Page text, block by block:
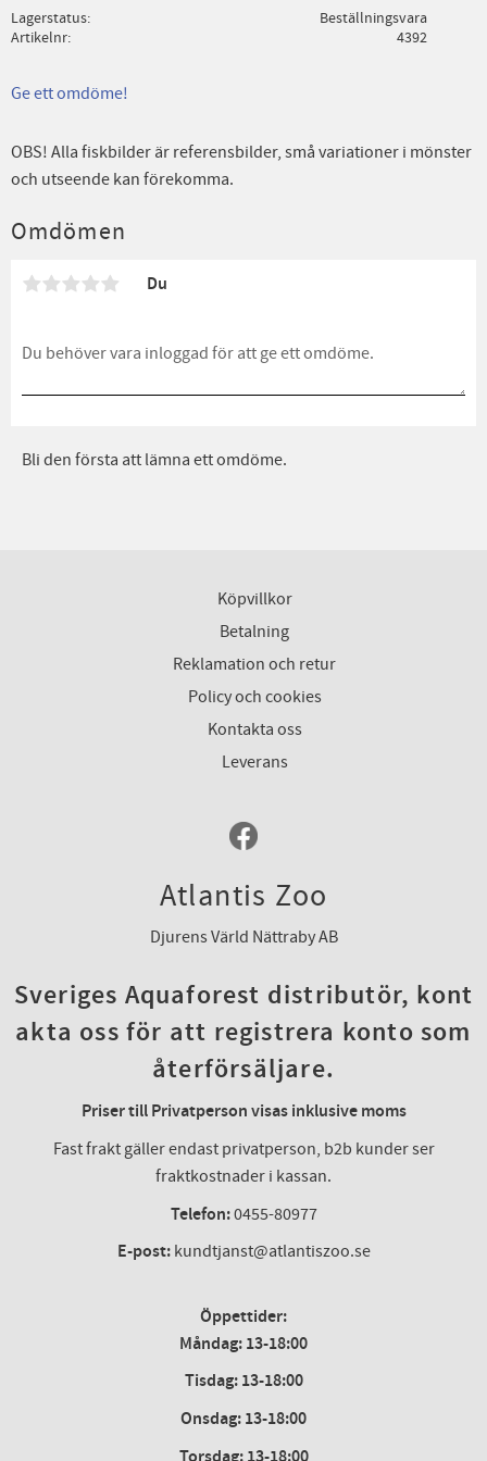
Lagerstatus
Beställningsvara
Artikelnr
4392
Ge ett omdöme!
OBS! Alla fiskbilder är referensbilder, små variationer i mönster
och utseende kan förekomma.
Omdömen
Du
Bli den första att lämna ett omdöme.
Köpvillkor
Betalning
Reklamation och retur
Policy och cookies
Kontakta oss
Leverans
Atlantis Zoo
Djurens Värld Nättraby AB
Sveriges Aquaforest distributör, kont
akta oss för att registrera konto som
återförsäljare.
Priser till Privatperson visas inklusive moms
Fast frakt gäller endast privatperson, b2b kunder ser
fraktkostnader i kassan.
Telefon:0455-80977
E-post:kundtjanst@atlantiszoo.se
Öppettider:
Måndag: 13-18:00
Tisdag: 13-18:00
Onsdag:13-18:00